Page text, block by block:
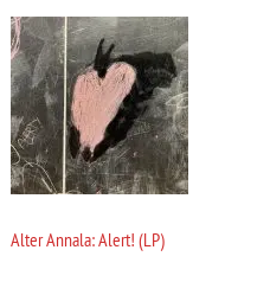
Alter Annala: Alert! (LP)